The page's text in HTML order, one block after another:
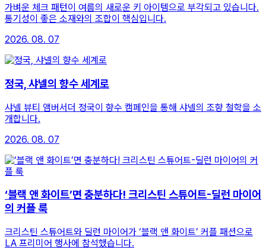
가벼운 체크 패턴이 여름의 새로운 키 아이템으로 부각되고 있습니다.
통기성이 좋은 소재와의 조합이 핵심입니다.
2026. 08. 07
정국, 샤넬의 향수 세계로
샤넬 뷰티 앰버서더 정국이 향수 캠페인을 통해 샤넬의 조향 철학을 소
개합니다.
2026. 08. 07
‘블랙 앤 화이트’면 충분하다! 크리스틴 스튜어트-딜런 마이어
의 커플 룩
크리스틴 스튜어트와 딜런 마이어가 ‘블랙 앤 화이트’ 커플 패션으로
LA 프리미어 행사에 참석했습니다.